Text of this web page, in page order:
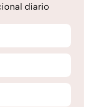
diario